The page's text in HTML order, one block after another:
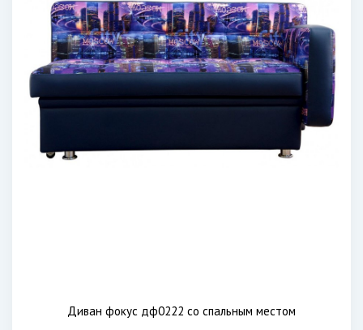
Диван фокус дф0222 со спальным местом